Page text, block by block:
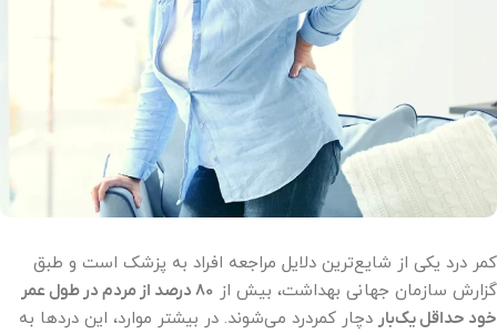
کمر درد یکی از شایع‌ترین دلایل مراجعه افراد به پزشک است و طبق
گزارش سازمان جهانی بهداشت، بیش از
۸۰ درصد از مردم در طول عمر
خود حداقل یک‌بار دچار کمردرد می‌شوند. در بیشتر موارد، این دردها به